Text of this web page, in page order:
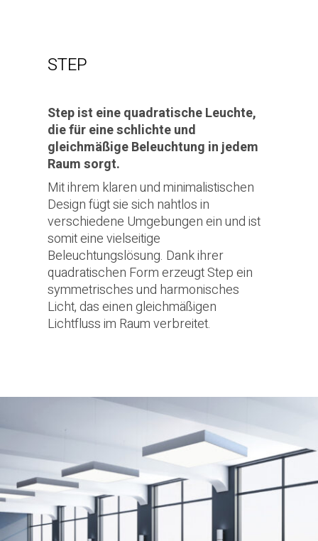
STEP
Step ist eine quadratische Leuchte,
die für eine schlichte und
gleichmäßige Beleuchtung in jedem
Raum sorgt.
Mit ihrem klaren und minimalistischen
Design fügt sie sich nahtlos in
verschiedene Umgebungen ein und ist
somit eine vielseitige
Beleuchtungslösung. Dank ihrer
quadratischen Form erzeugt Step ein
symmetrisches und harmonisches
Licht, das einen gleichmäßigen
Lichtfluss im Raum verbreitet.